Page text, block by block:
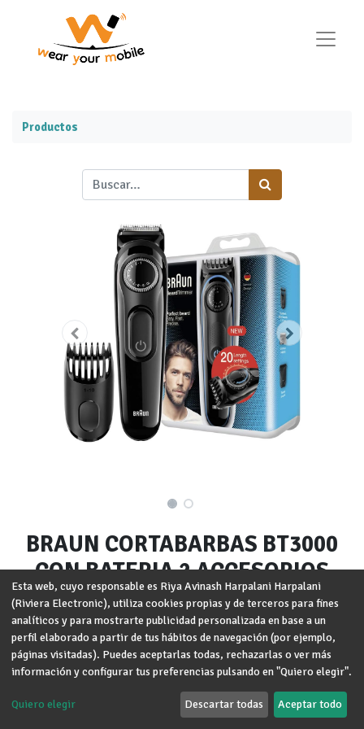
Productos
BRAUN CORTABARBAS BT3000
CON BATERIA 2 ACCESORIOS
Marca :BRAUN
Términos y condiciones
Garantía de devolución de 30 días
Envío: 2-3 días laborales
Esta web, cuyo responsable es Riya Avinash Harpalani Harpalani
(Riviera Electronic), utiliza cookies propias y de terceros para fines
analíticos y para mostrarte publicidad personalizada en base a un
perfil elaborado a partir de tus hábitos de navegación (por ejemplo,
páginas visitadas). Puedes aceptarlas todas, rechazarlas o ver más
información y configurar tus preferencias pulsando en "Quiero elegir".
Quiero elegir Descartar todas Aceptar todo